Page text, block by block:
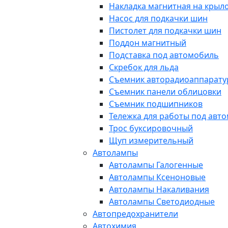
Накладка магнитная на
Насос для подкачки шин
Пистолет для подкачки шин
Поддон магнитный
Подставка под автомобиль
Скребок для льда
Съемник
Съемник панели облицовки
Съемник подшипников
Тележка для работы под
Трос буксировочный
Щуп измерительный
Автолампы
Автолампы Галогенные
Автолампы Ксеноновые
Автолампы Накаливания
Автолампы Светодиодные
Автопредохранители